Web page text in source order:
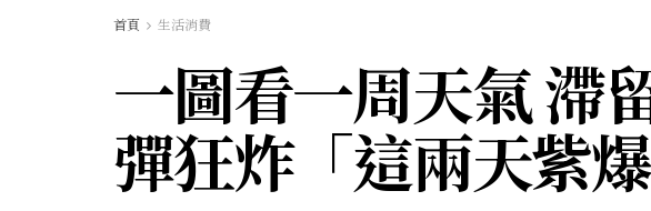
首頁 生活消費
一圖看一周天氣 滯
彈狂炸「這兩天紫爆